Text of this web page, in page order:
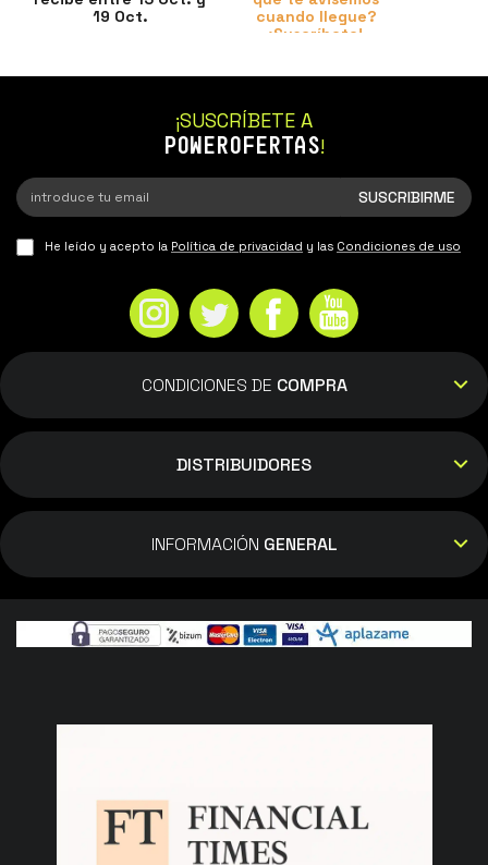
19 Oct.
cuando llegue?
¡Suscríbete!
¡SUSCRÍBETE A
POWEROFERTAS!
He leído y acepto la Política de privacidad y las Condiciones de uso
CONDICIONES DE COMPRA
DISTRIBUIDORES
INFORMACIÓN GENERAL